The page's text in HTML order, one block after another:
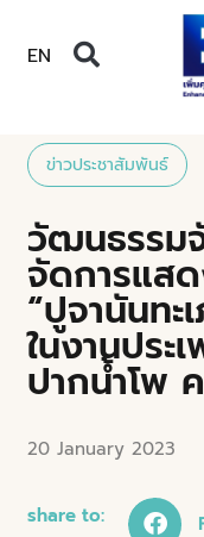
EN
ข่าวประชาสัมพันธ์
วัฒนธรรม
จัดการแส
“ปูจานันทะ
ในงานประ
ปากน้ำโพ
20 January 2023
share to: